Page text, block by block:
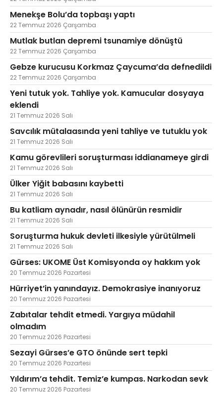
Menekşe Bolu’da topbaşı yaptı
22 Temmuz 2026 Çarşamba
Mutlak butlan depremi tsunamiye dönüştü
22 Temmuz 2026 Çarşamba
Gebze kurucusu Korkmaz Çaycuma’da defnedildi
22 Temmuz 2026 Çarşamba
Yeni tutuk yok. Tahliye yok. Kamucular dosyaya
eklendi
21 Temmuz 2026 Salı
Savcılık mütalaasında yeni tahliye ve tutuklu yok
21 Temmuz 2026 Salı
Kamu görevlileri soruşturması iddianameye girdi
21 Temmuz 2026 Salı
Ülker Yiğit babasını kaybetti
21 Temmuz 2026 Salı
Bu katliam aynadır, nasıl ölünürün resmidir
21 Temmuz 2026 Salı
Soruşturma hukuk devleti ilkesiyle yürütülmeli
21 Temmuz 2026 Salı
Gürses: UKOME Üst Komisyonda oy hakkım yok
20 Temmuz 2026 Pazartesi
Hürriyet’in yanındayız. Demokrasiye inanıyoruz
20 Temmuz 2026 Pazartesi
Zabıtalar tehdit etmedi. Yargıya müdahil
olmadım
20 Temmuz 2026 Pazartesi
Sezayi Gürses’e GTO önünde sert tepki
20 Temmuz 2026 Pazartesi
Yıldırım’a tehdit. Temiz’e kumpas. Narkodan sevk
20 Temmuz 2026 Pazartesi